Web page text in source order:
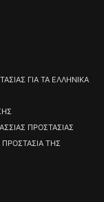
ΓΙΑ ΤΑ ΕΛΛΗΝΙΚΑ
ΠΡΟΣΤΑΣΙΑΣ
ΠΡΟΣΤΑΣΙΑ ΤΗΣ